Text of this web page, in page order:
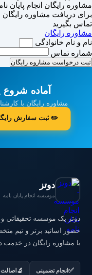
مشاوره رایگان انجام پایان
برای دریافت مشاوره رایگان
تماس بگیرید
مشاوره رایگان
نام و نام خانوادگی
شماره تماس
ثبت درخواست مشاروه رایگان
آماده شروع
مشاوره رایگان با
✏️ ثبت سفارش
دوتز
موسسه انجام پایان نامه
با مشاوره رایگان در خدمت
✅انجام تضمینی 🔬